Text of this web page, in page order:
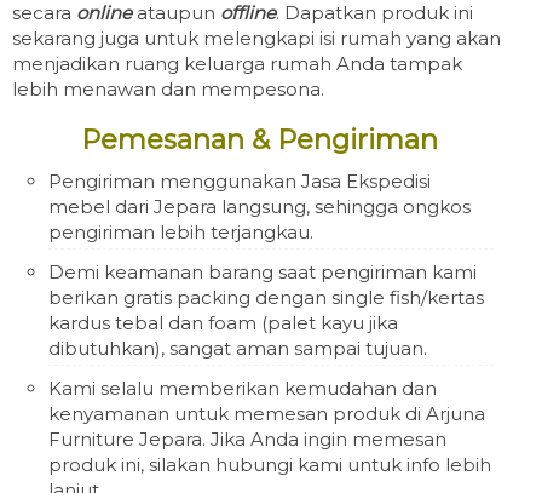
secara onlineataupun offline. Dapatkan produk ini
sekarang juga untuk melengkapi isi rumah yang akan
menjadikan ruang keluarga rumah Anda tampak
lebih menawan dan mempesona.
Pemesanan & Pengiriman
Pengiriman menggunakan Jasa Ekspedisi
mebel dari Jepara langsung, sehingga ongkos
pengiriman lebih terjangkau.
Demi keamanan barang saat pengiriman kami
berikan gratis packing dengan single fish/kertas
kardus tebal dan foam (palet kayu jika
dibutuhkan), sangat aman sampai tujuan.
Kami selalu memberikan kemudahan dan
kenyamanan untuk memesan produk di Arjuna
Furniture Jepara. Jika Anda ingin memesan
produk ini, silakan hubungi kami untuk info lebih